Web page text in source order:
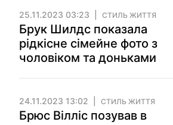
25.11.2023 03:23 СТИЛЬ ЖИТТЯ
Брук Шилдс показала
рідкісне сімейне фото з
чоловіком та доньками
24.11.2023 13:02 СТИЛЬ ЖИТТЯ
Брюс Вілліс позував в